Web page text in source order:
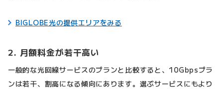
BIGLOBE光の提供エリアをみる
2. 月額料金が若干高い
一般的な光回線サービスのプランと比較すると、10Gbpsプラ
ンは若干、割高になる傾向にあります。選ぶサービスにもより